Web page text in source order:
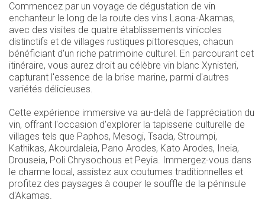
Commencez par un voyage de dégustation de vin
enchanteur le long de la route des vins Laona-Akamas,
avec des visites de quatre établissements vinicoles
distinctifs et de villages rustiques pittoresques, chacun
bénéficiant d'un riche patrimoine culturel. En parcourant cet
itinéraire, vous aurez droit au célèbre vin blanc Xynisteri,
capturant l'essence de la brise marine, parmi d'autres
variétés délicieuses.
Cette expérience immersive va au-delà de l'appréciation du
vin, offrant l'occasion d'explorer la tapisserie culturelle de
villages tels que Paphos, Mesogi, Tsada, Stroumpi,
Kathikas, Akourdaleia, Pano Arodes, Kato Arodes, Ineia,
Drouseia, Poli Chrysochous et Peyia. Immergez-vous dans
le charme local, assistez aux coutumes traditionnelles et
profitez des paysages à couper le souffle de la péninsule
d'Akamas.